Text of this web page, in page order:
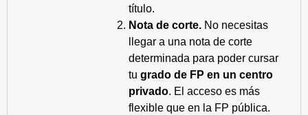
título.
Nota de corte. No necesitas
llegar a una nota de corte
determinada para poder cursar
tu grado de FP en un centro
privado. El acceso es más
flexible que en la FP pública.